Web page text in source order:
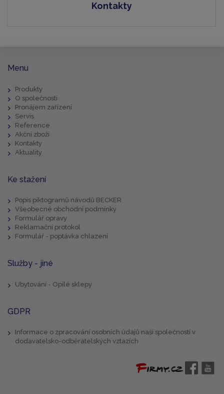
Kontakty
Menu
Produkty
O společnosti
Pronájem zařízení
Servis
Reference
Akční zboží
Kontakty
Aktuality
Ke stažení
Popis piktogramů návodů BECKER
Všeobecné obchodní podmínky
Formulář opravy
Reklamační protokol
Formulář - poptávka chlazení
Služby - jiné
Ubytování - Opilé sklepy
GDPR
Informace o zpracování osobních údajů naší společností v
dodavatelsko-odběratelských vztazích